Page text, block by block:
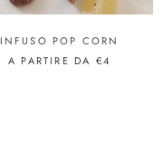
INFUSO POP CORN
A PARTIRE DA €4